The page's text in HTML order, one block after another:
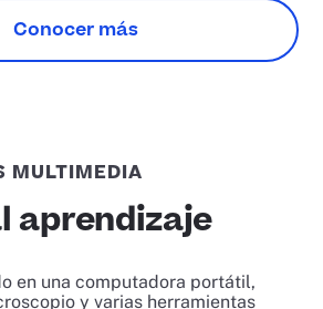
Conocer más
MULTIMEDIA
aprendizaje